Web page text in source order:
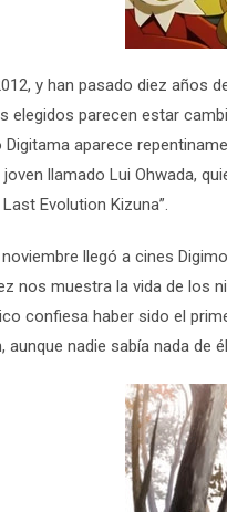
y han pasado diez años
elegidos parecen estar
aparece
llamado Lui Ohwada,
Evolution Kizuna”.
llegó a cines
nos muestra la vida de los
confiesa haber sido el
aunque nadie sabía nada de